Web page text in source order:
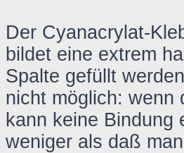
Der Cyanacrylat-
bildet eine extrem
Spalte gefüllt
nicht möglich: wenn
kann keine Bindung
weniger als daß